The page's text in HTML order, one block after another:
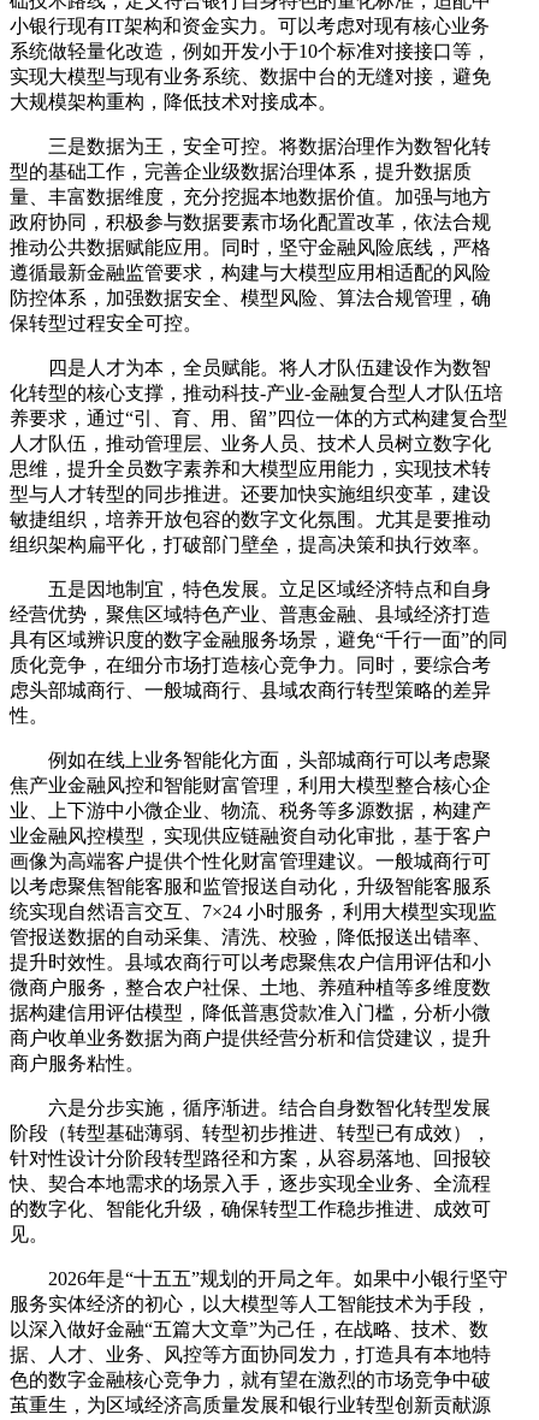
小银行现有IT架构和资金实力。可以考虑对现有核心业务
系统做轻量化改造，例如开发小于10个标准对接接口等，
实现大模型与现有业务系统、数据中台的无缝对接，避免
大规模架构重构，降低技术对接成本。
三是数据为王，安全可控。将数据治理作为数智化转
型的基础工作，完善企业级数据治理体系，提升数据质
量、丰富数据维度，充分挖掘本地数据价值。加强与地方
政府协同，积极参与数据要素市场化配置改革，依法合规
推动公共数据赋能应用。同时，坚守金融风险底线，严格
遵循最新金融监管要求，构建与大模型应用相适配的风险
防控体系，加强数据安全、模型风险、算法合规管理，确
保转型过程安全可控。
四是人才为本，全员赋能。将人才队伍建设作为数智
化转型的核心支撑，推动科技-产业-金融复合型人才队伍培
养要求，通过“引、育、用、留”四位一体的方式构建复合型
人才队伍，推动管理层、业务人员、技术人员树立数字化
思维，提升全员数字素养和大模型应用能力，实现技术转
型与人才转型的同步推进。还要加快实施组织变革，建设
敏捷组织，培养开放包容的数字文化氛围。尤其是要推动
组织架构扁平化，打破部门壁垒，提高决策和执行效率。
五是因地制宜，特色发展。立足区域经济特点和自身
经营优势，聚焦区域特色产业、普惠金融、县域经济打造
具有区域辨识度的数字金融服务场景，避免“千行一面”的同
质化竞争，在细分市场打造核心竞争力。同时，要综合考
虑头部城商行、一般城商行、县域农商行转型策略的差异
性。
例如在线上业务智能化方面，头部城商行可以考虑聚
焦产业金融风控和智能财富管理，利用大模型整合核心企
业、上下游中小微企业、物流、税务等多源数据，构建产
业金融风控模型，实现供应链融资自动化审批，基于客户
画像为高端客户提供个性化财富管理建议。一般城商行可
以考虑聚焦智能客服和监管报送自动化，升级智能客服系
统实现自然语言交互、7×24 小时服务，利用大模型实现监
管报送数据的自动采集、清洗、校验，降低报送出错率、
提升时效性。县域农商行可以考虑聚焦农户信用评估和小
微商户服务，整合农户社保、土地、养殖种植等多维度数
据构建信用评估模型，降低普惠贷款准入门槛，分析小微
商户收单业务数据为商户提供经营分析和信贷建议，提升
商户服务粘性。
六是分步实施，循序渐进。结合自身数智化转型发展
阶段（转型基础薄弱、转型初步推进、转型已有成效），
针对性设计分阶段转型路径和方案，从容易落地、回报较
快、契合本地需求的场景入手，逐步实现全业务、全流程
的数字化、智能化升级，确保转型工作稳步推进、成效可
见。
2026年是“十五五”规划的开局之年。如果中小银行坚守
服务实体经济的初心，以大模型等人工智能技术为手段，
以深入做好金融“五篇大文章”为己任，在战略、技术、数
据、人才、业务、风控等方面协同发力，打造具有本地特
色的数字金融核心竞争力，就有望在激烈的市场竞争中破
茧重生，为区域经济高质量发展和银行业转型创新贡献源